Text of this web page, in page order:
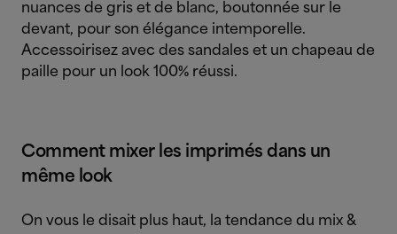
nuances de gris et de blanc, boutonnée sur le
devant, pour son élégance intemporelle.
Accessoirisez avec des sandales et un chapeau de
paille pour un look 100% réussi.
Comment mixer les imprimés dans un
même look
On vous le disait plus haut, la tendance du mix &